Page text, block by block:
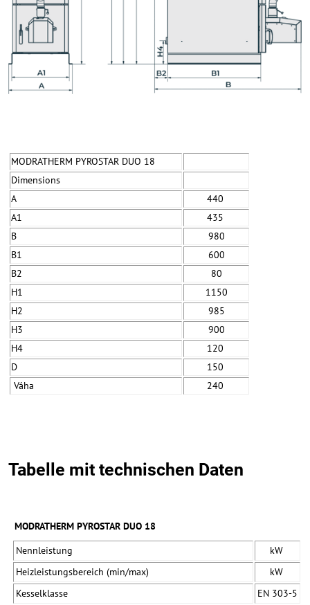
MODRATHERM PYROSTAR DUO 18
Dimensions
A
440
A1
435
B
980
B1
600
B2
80
H1
1150
H2
985
H3
900
H4
120
D
150
Váha
240
Tabelle mit technischen Daten
MODRATHERM PYROSTAR DUO 18
Nennleistung
kW
Heizleistungsbereich (min/max)
kW
Kesselklasse
EN 303-5